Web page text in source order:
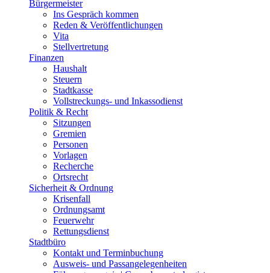
Bürgermeister
Ins Gespräch kommen
Reden & Veröffentlichungen
Vita
Stellvertretung
Finanzen
Haushalt
Steuern
Stadtkasse
Vollstreckungs- und Inkassodienst
Politik & Recht
Sitzungen
Gremien
Personen
Vorlagen
Recherche
Ortsrecht
Sicherheit & Ordnung
Krisenfall
Ordnungsamt
Feuerwehr
Rettungsdienst
Stadtbüro
Kontakt und Terminbuchung
Ausweis- und Passangelegenheiten